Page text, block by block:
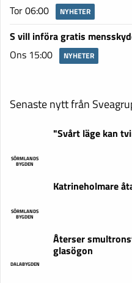
Tor 06:00
NYHETER
S vill införa gratis
Ons 15:00
NYHETER
Senaste nytt från
SÖRMLANDS
BYGDEN
"Svårt läge kan
SÖRMLANDS
BYGDEN
Katrineholmare
DALABYGDEN
Återser
glasögon